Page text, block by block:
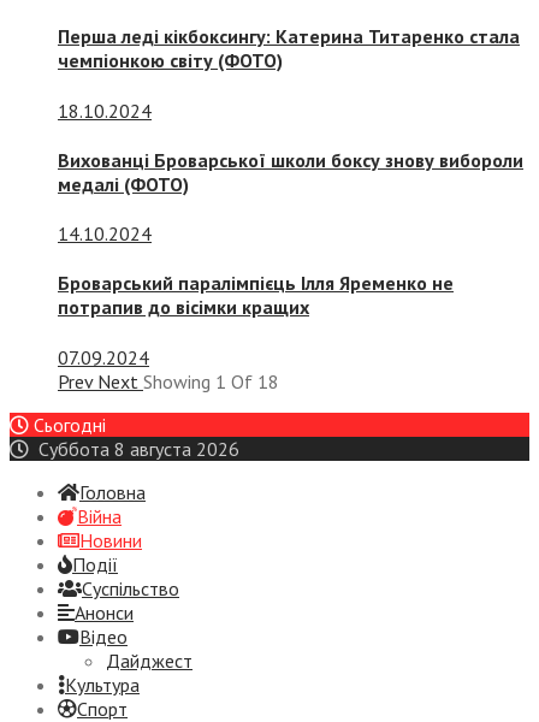
Перша леді кікбоксингу: Катерина Титаренко стала
чемпіонкою світу (ФОТО)
18.10.2024
Вихованці Броварської школи боксу знову вибороли
медалі (ФОТО)
14.10.2024
Броварський паралімпієць Ілля Яременко не
потрапив до вісімки кращих
07.09.2024
Prev Next Showing 1 Of 18
Сьогодні
Суббота 8 августа 2026
Головна
Війна
Новини
Події
Суспiльство
Анонси
Відео
Дайджест
Культура
Спорт